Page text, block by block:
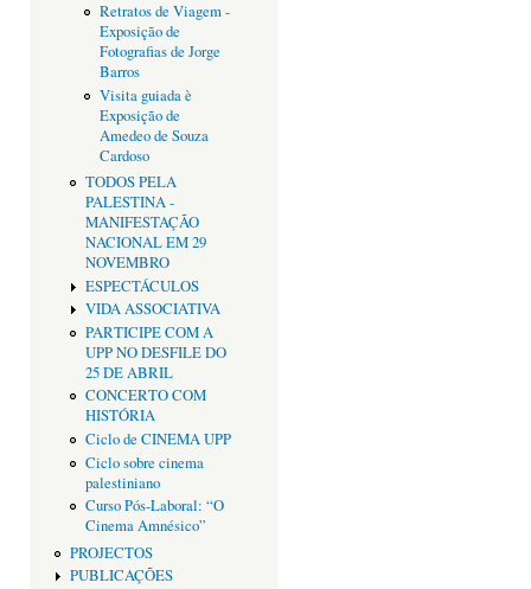
Retratos de Viagem -
Exposição de
Fotografias de Jorge
Barros
Visita guiada è
Exposição de
Amedeo de Souza
Cardoso
TODOS PELA
PALESTINA -
MANIFESTAÇÃO
NACIONAL EM 29
NOVEMBRO
ESPECTÁCULOS
VIDA ASSOCIATIVA
PARTICIPE COM A
UPP NO DESFILE DO
25 DE ABRIL
CONCERTO COM
HISTÓRIA
Ciclo de CINEMA UPP
Ciclo sobre cinema
palestiniano
Curso Pós-Laboral: “O
Cinema Amnésico”
PROJECTOS
PUBLICAÇÕES